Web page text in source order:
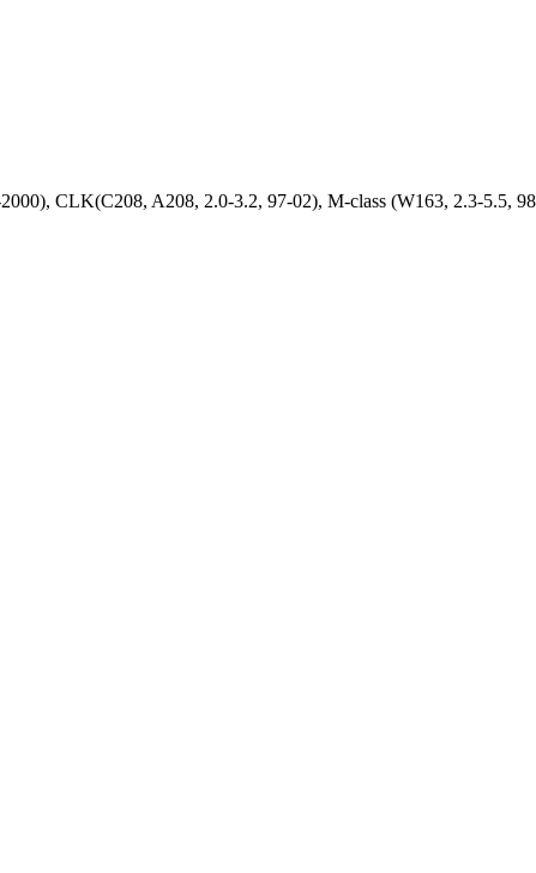
CLK(C208, A208, 2.0-3.2, 97-02), M-class (W163, 2.3-5.5,